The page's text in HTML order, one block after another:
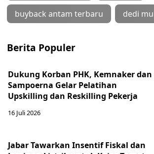
buyback antam terbaru dedi
Berita Populer
Dukung Korban PHK, Kemnaker dan
Sampoerna Gelar Pelatihan
Upskilling dan Reskilling Pekerja
16 Juli 2026
Jabar Tawarkan Insentif Fiskal dan